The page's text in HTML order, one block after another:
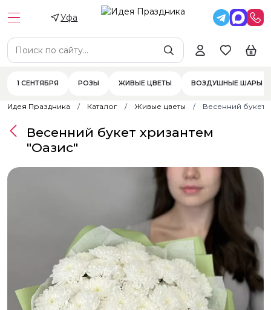
Уфа
1 СЕНТЯБРЯ РОЗЫ ЖИВЫЕ ЦВЕТЫ ВОЗДУШНЫЕ ШАРЫ
Идея Праздника Каталог Живые цветы Весенний букет
Весенний букет хризантем
"Оазис"